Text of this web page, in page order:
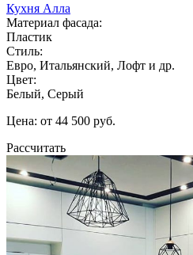
Кухня Алла
Материал фасада:
Пластик
Стиль:
Евро, Итальянский, Лофт и др.
Цвет:
Белый, Серый
Цена: от 44 500 руб.
Рассчитать